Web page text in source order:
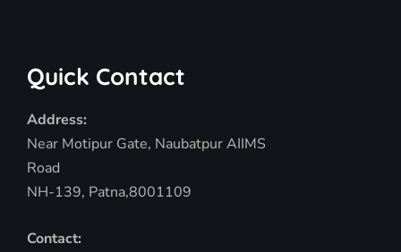
Quick Contact
Address:
Near Motipur Gate, Naubatpur AIIMS
Road
NH-139, Patna,8001109
Contact: